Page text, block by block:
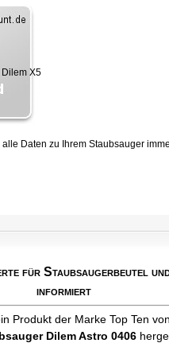
Daten zu Ihrem Staubsauger
für Staubsaugerbeutel
informiert
Produkt der Marke Top Ten
Dilem Astro 0406